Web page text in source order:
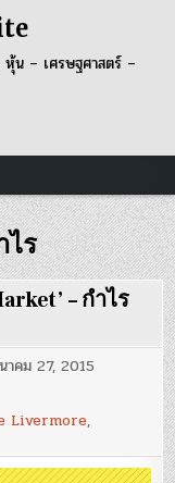
– เศรษฐศาสตร์ –
ไร
– กำไร
าคม 27, 2015
Livermore,